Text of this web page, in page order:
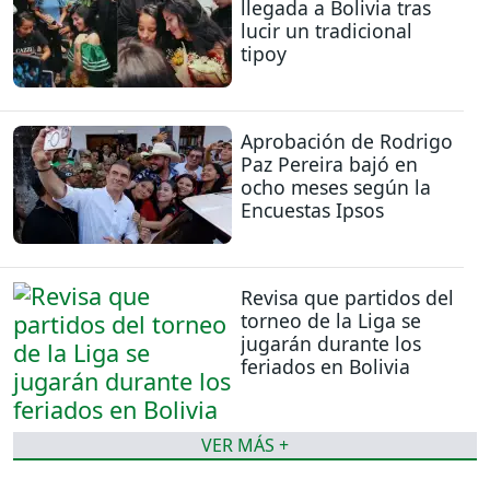
llegada a Bolivia tras
lucir un tradicional
tipoy
Aprobación de Rodrigo
Paz Pereira bajó en
ocho meses según la
Encuestas Ipsos
Revisa que partidos del
torneo de la Liga se
jugarán durante los
feriados en Bolivia
VER MÁS +